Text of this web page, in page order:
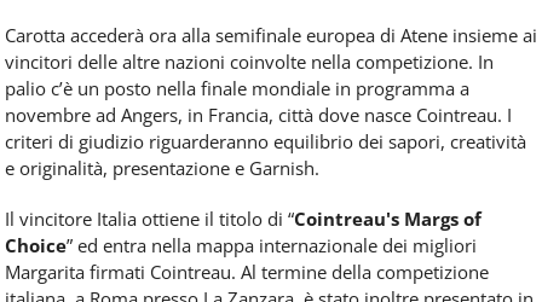
Carotta accederà ora alla semifinale europea di Atene insieme ai
vincitori delle altre nazioni coinvolte nella competizione. In
palio c’è un posto nella finale mondiale in programma a
novembre ad Angers, in Francia, città dove nasce Cointreau. I
criteri di giudizio riguarderanno equilibrio dei sapori, creatività
e originalità, presentazione e Garnish.
Il vincitore Italia ottiene il titolo di “Cointreau's Margs of
Choice” ed entra nella mappa internazionale dei migliori
Margarita firmati Cointreau. Al termine della competizione